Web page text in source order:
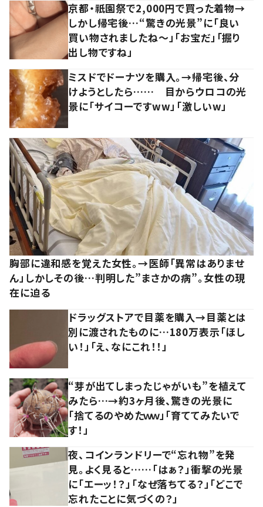
京都・祇園祭で2,000円で買った着物→
しかし帰宅後…“驚きの光景”に「良い
買い物されましたね～」「お宝だ」「掘り
出し物ですね」
ミスドでドーナツを購入。→帰宅後、分
けようとしたら…… 目からウロコの光
景に「サイコーですww」「激しいw」
胸部に違和感を覚えた女性。→医師「異常はありませ
ん」しかしその後…判明した”まさかの病”。女性の現
在に迫る
ドラッグストアで目薬を購入→目薬とは
別に渡されたものに…180万表示「ほし
い！」「え、なにこれ！！」
“芽が出てしまったじゃがいも”を植えて
みたら…→約3ヶ月後、驚きの光景に
「捨てるのやめたｗｗ」「育ててみたいで
す！」
夜、コインランドリーで“忘れ物”を発
見。よく見ると……「はぁ？」衝撃の光景
に「エーッ！？」「なぜ落ちてる？」「どこで
忘れたことに気づくの？」